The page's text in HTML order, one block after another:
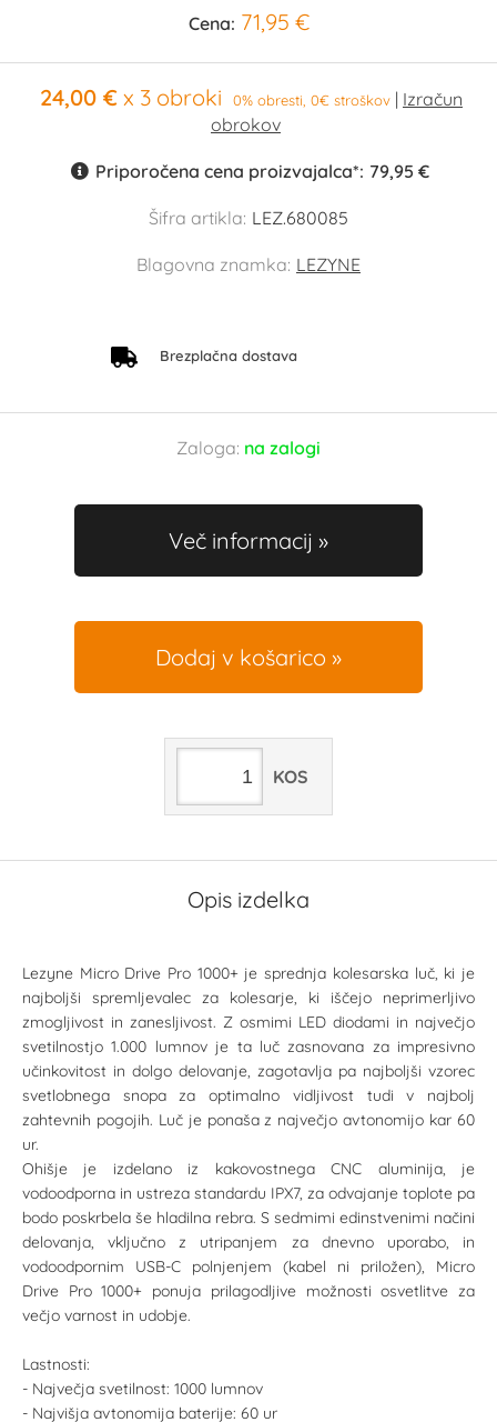
Cena: 71,95 €
24,00 € x 3 obroki 0% obresti, 0€ stroškov
Priporočena cena proizvajalca*: 79,95 €
Šifra artikla: LEZ.680085
Blagovna znamka: LEZYNE
Brezplačna dostava
Zaloga: na zalogi
Več informacij
Dodaj v košarico
KOS
Opis izdelka
Lezyne Micro Drive Pro 1000+ je sprednja kolesarska luč, ki je
najboljši spremljevalec za kolesarje, ki iščejo neprimerljivo
zmogljivost in zanesljivost. Z osmimi LED diodami in največjo
svetilnostjo 1.000 lumnov je ta luč zasnovana za impresivno
učinkovitost in dolgo delovanje, zagotavlja pa najboljši vzorec
svetlobnega snopa za optimalno vidljivost tudi v najbolj
zahtevnih pogojih. Luč je ponaša z največjo avtonomijo kar 60
ur.
Ohišje je izdelano iz kakovostnega CNC aluminija, je
vodoodporna in ustreza standardu IPX7, za odvajanje toplote pa
bodo poskrbela še hladilna rebra. S sedmimi edinstvenimi načini
delovanja, vključno z utripanjem za dnevno uporabo, in
vodoodpornim USB-C polnjenjem (kabel ni priložen), Micro
Drive Pro 1000+ ponuja prilagodljive možnosti osvetlitve za
večjo varnost in udobje.
Lastnosti:
- Največja svetilnost: 1000 lumnov
- Najvišja avtonomija baterije: 60 ur